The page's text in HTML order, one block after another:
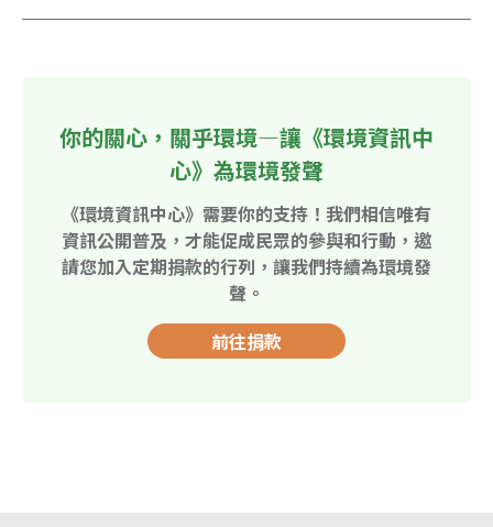
你的關心，關乎環境—讓《環境資訊中
心》為環境發聲
《環境資訊中心》需要你的支持！我們相信唯有
資訊公開普及，才能促成民眾的參與和行動，邀
請您加入定期捐款的行列，讓我們持續為環境發
聲。
前往捐款